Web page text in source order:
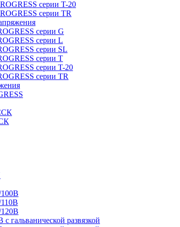
серии T-20
серии TR
серии G
серии L
серии SL
серии T
серии T-20
серии TR
развязкой